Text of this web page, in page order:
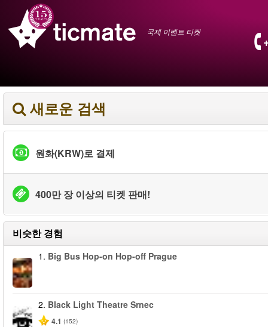
국제 이벤트 티켓
새로운 검색
원화(KRW)로 결제
400만 장 이상의 티켓 판매!
비슷한 경험
1. Big Bus Hop-on Hop-off Prague
2. Black Light Theatre Srnec
4.1 (152)